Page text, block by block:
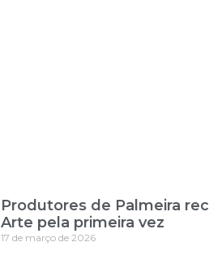
Produtores de Palmeira
Arte pela primeira vez
17 de março de 2026